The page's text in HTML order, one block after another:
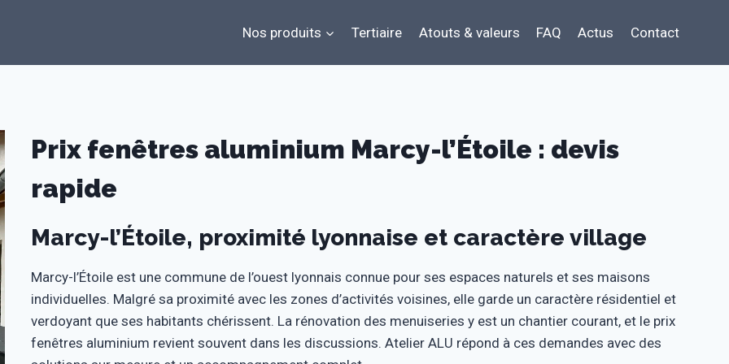
Nos produits Tertiaire Atouts & valeurs FAQ Actus Contact
Prix fenêtres aluminium Marcy-l’Étoile : devis
rapide
Marcy-l’Étoile, proximité lyonnaise et caractère village
Marcy-l’Étoile est une commune de l’ouest lyonnais connue pour ses espaces naturels et ses maisons
individuelles. Malgré sa proximité avec les zones d’activités voisines, elle garde un caractère résidentiel et
verdoyant que ses habitants chérissent. La rénovation des menuiseries y est un chantier courant, et le prix
fenêtres aluminium revient souvent dans les discussions. Atelier ALU répond à ces demandes avec des